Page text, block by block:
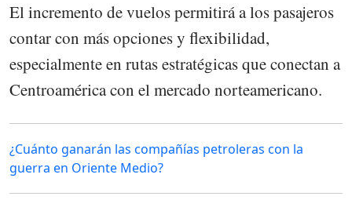
El incremento de vuelos permitirá a los pasajeros
contar con más opciones y flexibilidad,
especialmente en rutas estratégicas que conectan a
Centroamérica con el mercado norteamericano.
¿Cuánto ganarán las compañías petroleras con la
guerra en Oriente Medio?